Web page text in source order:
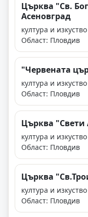
Църква "Св.
Асеновград
култура и
Област: Пловдив
"Червената
култура и
Област: Пловдив
Църква "Свети
култура и
Област: Пловдив
Църква
култура и
Област: Пловдив